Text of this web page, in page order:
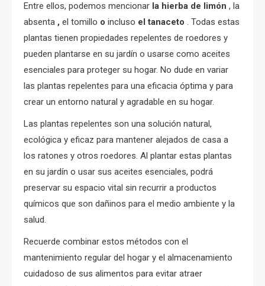
Entre ellos, podemos mencionar la hierba de limón , la
absenta , el tomillo o incluso el tanaceto . Todas estas
plantas tienen propiedades repelentes de roedores y
pueden plantarse en su jardín o usarse como aceites
esenciales para proteger su hogar. No dude en variar
las plantas repelentes para una eficacia óptima y para
crear un entorno natural y agradable en su hogar.
Las plantas repelentes son una solución natural,
ecológica y eficaz para mantener alejados de casa a
los ratones y otros roedores. Al plantar estas plantas
en su jardín o usar sus aceites esenciales, podrá
preservar su espacio vital sin recurrir a productos
químicos que son dañinos para el medio ambiente y la
salud.
Recuerde combinar estos métodos con el
mantenimiento regular del hogar y el almacenamiento
cuidadoso de sus alimentos para evitar atraer